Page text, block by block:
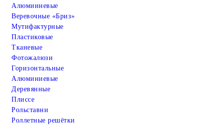
Алюмииневые
Веревочные «Бриз»
Мутифактурные
Пластиковые
Тканевые
Фотожалюзи
Горизонтальные
Алюминиевые
Деревянные
Плиссе
Рольставни
Роллетные решётки